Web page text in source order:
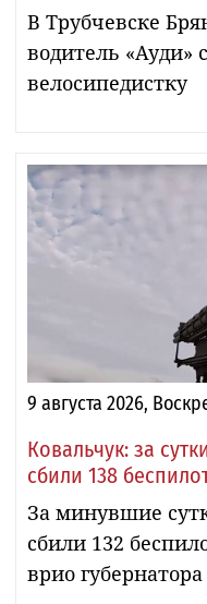
В Трубчевске
водитель «Ауди»
велосипедистку
9 августа 2026,
Ковальчук: за
сбили 138
За минувшие
сбили 132
врио